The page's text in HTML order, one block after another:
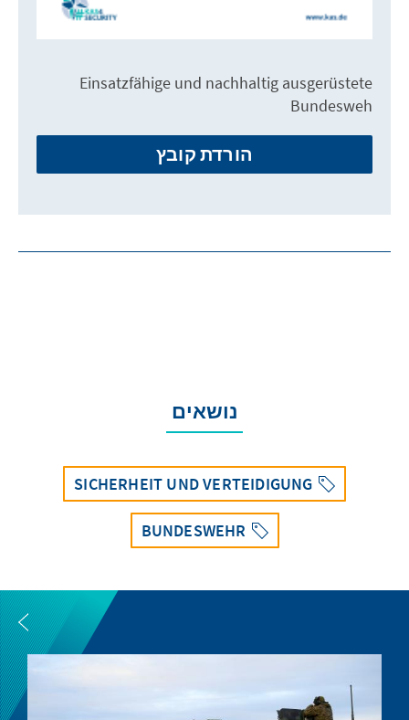
Einsatzfähige und nachhaltig ausgerüstete
Bundesweh
הורדת קובץ
נושאים
SICHERHEIT UND VERTEIDIGUNG
BUNDESWEHR